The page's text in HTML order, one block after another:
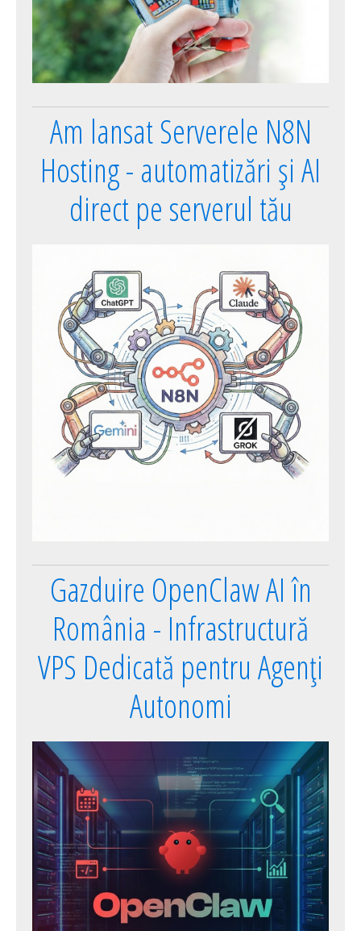
Am lansat Serverele N8N
Hosting - automatizări și AI
direct pe serverul tău
Gazduire OpenClaw AI în
România - Infrastructură
VPS Dedicată pentru Agenți
Autonomi